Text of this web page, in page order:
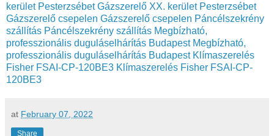
kerület Pesterzsébet Gázszerelő XX. kerület Pesterzsébet
Gázszerelő csepelen Gázszerelő csepelen Páncélszekrény
szállítás Páncélszekrény szállítás Megbízható,
professzionális duguláselhárítás Budapest Megbízható,
professzionális duguláselhárítás Budapest Klímaszerelés
Fisher FSAI-CP-120BE3 Klímaszerelés Fisher FSAI-CP-
120BE3
at February 07, 2022
Share